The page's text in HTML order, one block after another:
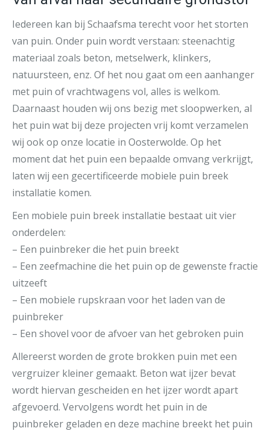
Iedereen kan bij Schaafsma terecht voor het storten
van puin. Onder puin wordt verstaan: steenachtig
materiaal zoals beton, metselwerk, klinkers,
natuursteen, enz. Of het nou gaat om een aanhanger
met puin of vrachtwagens vol, alles is welkom.
Daarnaast houden wij ons bezig met sloopwerken, al
het puin wat bij deze projecten vrij komt verzamelen
wij ook op onze locatie in Oosterwolde. Op het
moment dat het puin een bepaalde omvang verkrijgt,
laten wij een gecertificeerde mobiele puin breek
installatie komen.
Een mobiele puin breek installatie bestaat uit vier
onderdelen:
– Een puinbreker die het puin breekt
– Een zeefmachine die het puin op de gewenste fractie
uitzeeft
– Een mobiele rupskraan voor het laden van de
puinbreker
– Een shovel voor de afvoer van het gebroken puin
Allereerst worden de grote brokken puin met een
vergruizer kleiner gemaakt. Beton wat ijzer bevat
wordt hiervan gescheiden en het ijzer wordt apart
afgevoerd. Vervolgens wordt het puin in de
puinbreker geladen en deze machine breekt het puin